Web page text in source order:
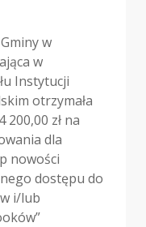
w
w
Instytucji
otrzymała
zł na
dla
nowości
dostępu do
i/lub